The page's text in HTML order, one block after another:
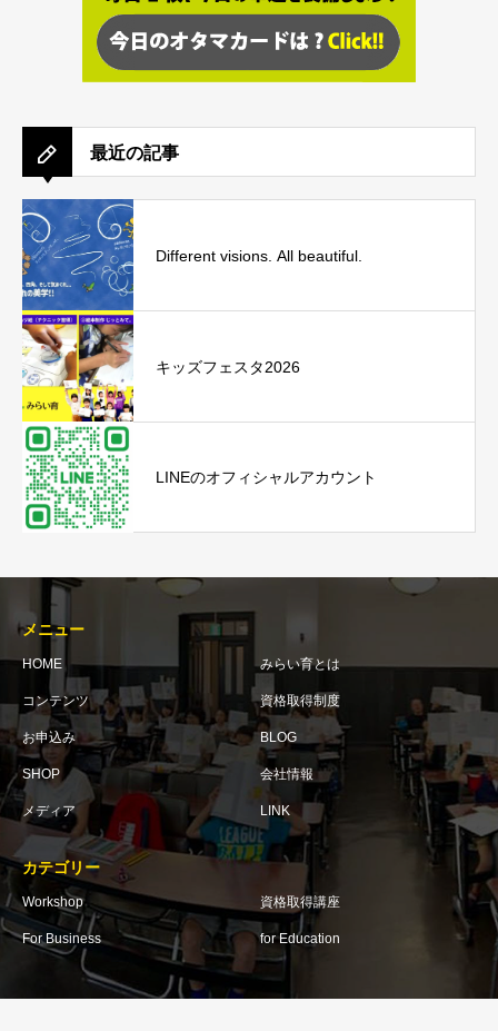
最近の記事
Different visions. All beautiful.
キッズフェスタ2026
LINEのオフィシャルアカウント
メニュー
HOME みらい育とは
コンテンツ 資格取得制度
お申込み BLOG
SHOP 会社情報
メディア LINK
カテゴリー
Workshop 資格取得講座
For Business for Education